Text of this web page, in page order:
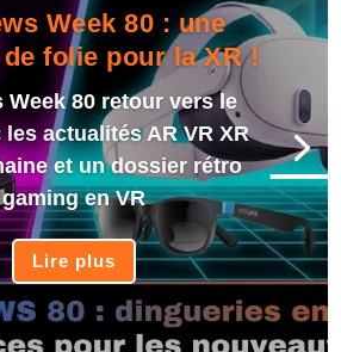
Week 80 : une
folie pour la XR !
Week 80 retour vers le
actualités AR VR XR
et un dossier rétro
gaming en VR
Lire plus